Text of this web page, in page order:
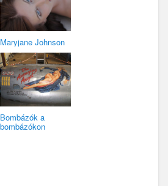
Maryjane Johnson
Bombázók a
bombázókon